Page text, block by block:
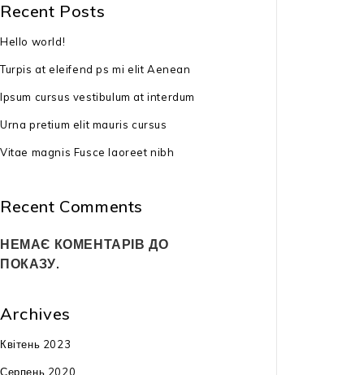
Recent Posts
Hello world!
Turpis at eleifend ps mi elit Aenean
Ipsum cursus vestibulum at interdum
Urna pretium elit mauris cursus
Vitae magnis Fusce laoreet nibh
Recent Comments
НЕМАЄ КОМЕНТАРІВ ДО
ПОКАЗУ.
Archives
Квітень 2023
Серпень 2020